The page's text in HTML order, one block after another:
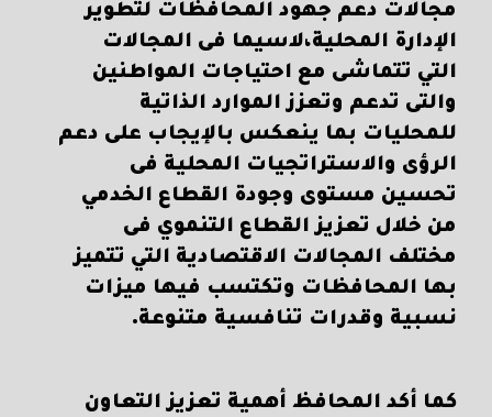
مجالات دعم جهود المحافظات لتطوير
الإدارة المحلية،لاسيما فى المجالات
التي تتماشى مع احتياجات المواطنين
والتى تدعم وتعزز الموارد الذاتية
للمحليات بما ينعكس بالإيجاب على دعم
الرؤى والاستراتجيات المحلية فى
تحسين مستوى وجودة القطاع الخدمي
من خلال تعزيز القطاع التنموي فى
مختلف المجالات الاقتصادية التي تتميز
بها المحافظات وتكتسب فيها ميزات
نسبية وقدرات تنافسية متنوعة.
كما أكد المحافظ أهمية تعزيز التعاون